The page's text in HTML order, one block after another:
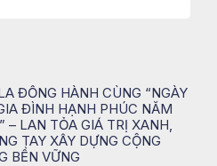
ĐỒNG HÀNH CÙNG “NGÀY
ĐÌNH HẠNH PHÚC NĂM
– LAN TỎA GIÁ TRỊ XANH,
TAY XÂY DỰNG CỘNG
BỀN VỮNG